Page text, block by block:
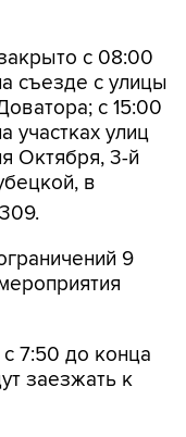
с 08:00
съезде с улицы
с 15:00
участках улиц
Октября, 3-й
в
9
7:50 до конца
заезжать к